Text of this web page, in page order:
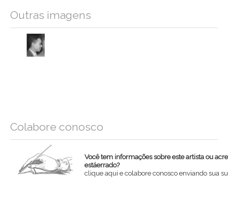
Outras imagens
Colabore conosco
Você tem informações sobre este artista ou
estáerrado?
clique aqui e colabore conosco enviando sua